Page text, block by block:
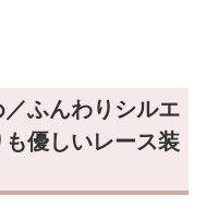
ふんわりシルエ
優しいレース装